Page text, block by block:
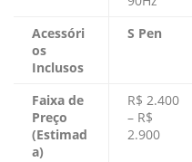
Acessóri
os
Inclusos
S Pen
Faixa de
Preço
(Estimad
a)
R$ 2.400
– R$
2.900